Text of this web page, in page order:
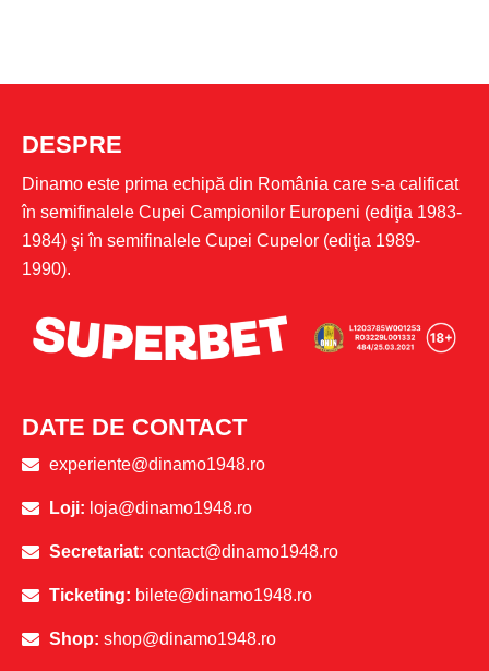
DESPRE
Dinamo este prima echipă din România care s-a calificat
în semifinalele Cupei Campionilor Europeni (ediţia 1983-
1984) şi în semifinalele Cupei Cupelor (ediţia 1989-
1990).
DATE DE CONTACT
experiente@dinamo1948.ro
Loji: loja@dinamo1948.ro
Secretariat: contact@dinamo1948.ro
Ticketing: bilete@dinamo1948.ro
Shop: shop@dinamo1948.ro